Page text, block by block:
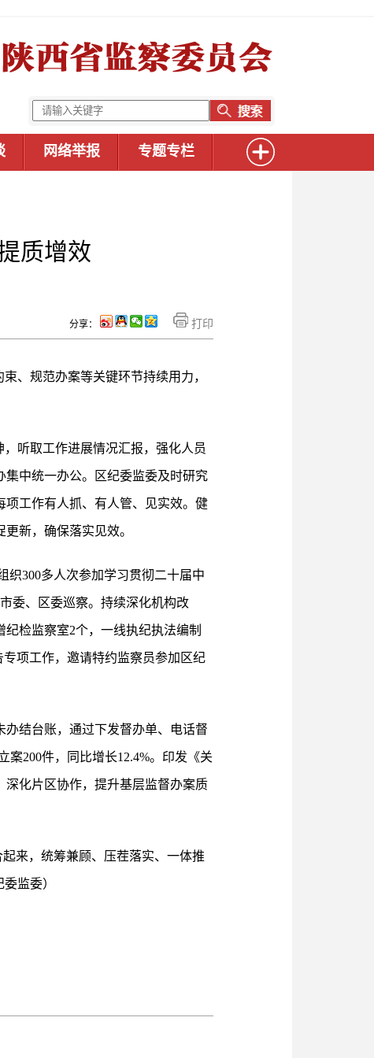
网络举报 专题专栏
质增效
打印
分享：
、规范办案等关键环节持续用力，
听取工作进展情况汇报，强化人员
中统一办公。区纪委监委及时研究
项工作有人抓、有人管、见实效。健
新，确保落实见效。
织300多人次参加学习贯彻二十届中
委、区委巡察。持续深化机构改
检监察室2个，一线执纪执法编制
项工作，邀请特约监察员参加区纪
结台账，通过下发督办单、电话督
200件，同比增长12.4%。印发《关
化片区协作，提升基层监督办案质
来，统筹兼顾、压茬落实、一体推
监委）